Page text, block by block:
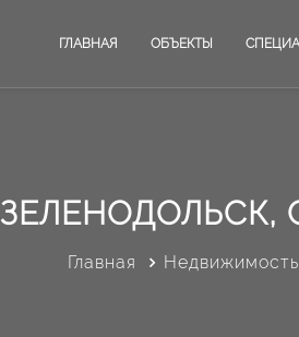
ГЛАВНАЯ ОБЪЕКТЫ
ЗЕЛЕНОДОЛЬСК,
Главная Недвижимость